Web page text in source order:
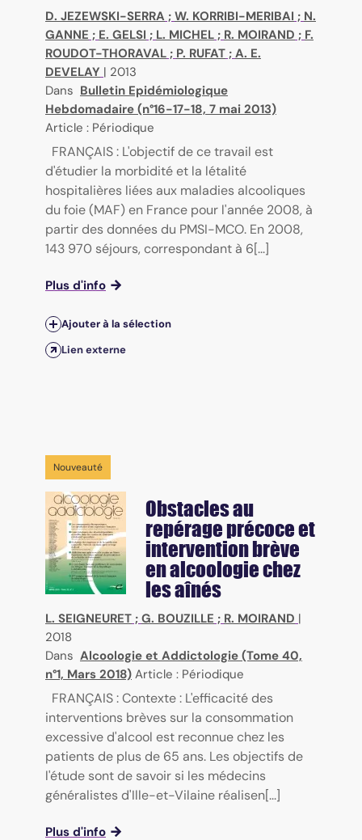
D. JEZEWSKI-SERRA ; W. KORRIBI-MERIBAI ; N.
GANNE ; E. GELSI ; L. MICHEL ; R. MOIRAND ; F.
ROUDOT-THORAVAL ; P. RUFAT ; A. E.
DEVELAY | 2013
Dans Bulletin Epidémiologique
Hebdomadaire (n°16-17-18, 7 mai 2013)
Article : Périodique
FRANÇAIS : L'objectif de ce travail est
d'étudier la morbidité et la létalité
hospitalières liées aux maladies alcooliques
du foie (MAF) en France pour l'année 2008, à
partir des données du PMSI-MCO. En 2008,
143 970 séjours, correspondant à 6[...]
Plus d'info
Ajouter à la sélection
Lien externe
Nouveauté
Obstacles au
repérage précoce et
intervention brève
en alcoologie chez
les aînés
L. SEIGNEURET ; G. BOUZILLE ; R. MOIRAND |
2018
Dans Alcoologie et Addictologie (Tome 40,
n°1, Mars 2018) Article : Périodique
FRANÇAIS : Contexte : L'efficacité des
interventions brèves sur la consommation
excessive d'alcool est reconnue chez les
patients de plus de 65 ans. Les objectifs de
l'étude sont de savoir si les médecins
généralistes d'Ille-et-Vilaine réalisen[...]
Plus d'info